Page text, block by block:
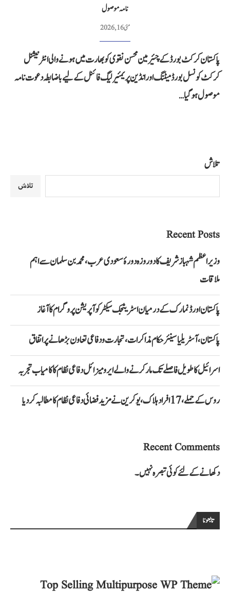
نامہ موصول
مئی 16, 2026
پاکستان کرکٹ بورڈ کے چئیرمین محسن نقوی کو بھارت میں ہونے والی انٹرنیشنل
کرکٹ کونسل بورڈ میٹنگ اور انڈین پریمئیر لیگ فائنل کے لیے باضابطہ دعوت نامہ
موصول ہو گیا…
تلاش
تلاش
Recent Posts
وزیراعظم شہباز شریف کا دو روزہ دورۂ سعودی عرب، محمد بن سلمان سے اہم
ملاقات
پاکستان اور ڈنمارک کے درمیان اسٹریٹجک سیکٹر کوآپریشن پروگرام کا آغاز
پاکستان، آسٹریلیا سینئر حکام مذاکرات، تجارت و دفاعی تعاون بڑھانے پر اتفاق
اسرائیل کا طویل فاصلے تک مار کرنے والے ایرو میزائل دفاعی نظام کا کامیاب تجربہ
روس کے حملے، 17 افراد ہلاک، یوکرین نے مزید فضائی دفاعی نظام کا مطالبہ کر دیا
Recent Comments
دکھانے کے لئے کوئی تبصرہ نہیں۔
تابعونا